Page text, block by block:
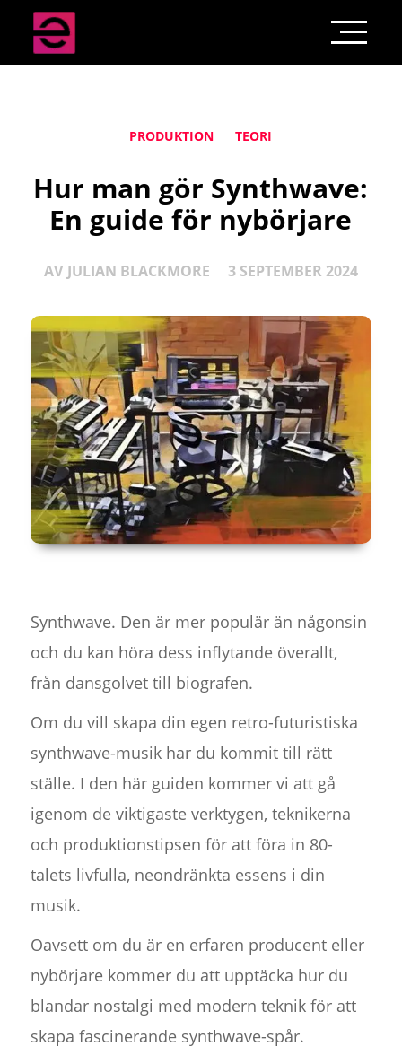
PRODUKTION TEORI
Hur man gör Synthwave:
En guide för nybörjare
AV JULIAN BLACKMORE 3 SEPTEMBER 2024
Synthwave. Den är mer populär än någonsin
och du kan höra dess inflytande överallt,
från dansgolvet till biografen.
Om du vill skapa din egen retro-futuristiska
synthwave-musik har du kommit till rätt
ställe. I den här guiden kommer vi att gå
igenom de viktigaste verktygen, teknikerna
och produktionstipsen för att föra in 80-
talets livfulla, neondränkta essens i din
musik.
Oavsett om du är en erfaren producent eller
nybörjare kommer du att upptäcka hur du
blandar nostalgi med modern teknik för att
skapa fascinerande synthwave-spår.